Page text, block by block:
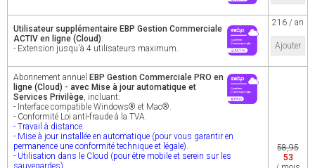
Utilisateur supplémentaire EBP Gestion Commerciale
ACTIV en ligne (Cloud):
- Extension jusqu'à 4 utilisateurs maximum.
216 / an
Ajouter
Abonnement annuel EBP Gestion Commerciale PRO en
ligne (Cloud) - avec Mise à jour automatique et
Services Privilège, incluant:
- Interface compatible Windows® et Mac®.
- Conformité Loi anti-fraude à la TVA.
- Travail à distance.
- Mise à jour installée en automatique (pour vous garantir en
permanence une conformité technique et légale).
- Utilisation dans le Cloud (pour être mobile et serein sur les
sauvegardes).
58,95
53